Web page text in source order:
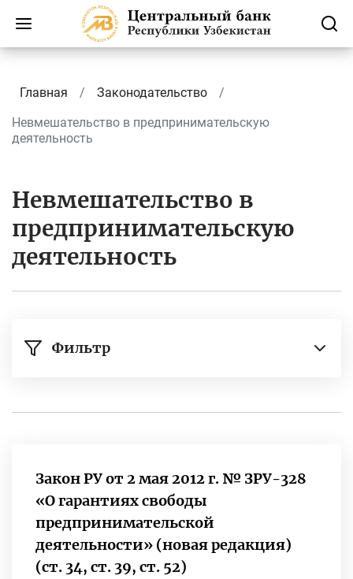
Главная
Законодательство
Невмешательство в предпринимательскую
деятельность
Невмешательство в
предпринимательскую
деятельность
Фильтр
Закон РУ от 2 мая 2012 г. № ЗРУ-328
«О гарантиях свободы
предпринимательской
деятельности» (новая редакция)
(ст. 34, ст. 39, ст. 52)